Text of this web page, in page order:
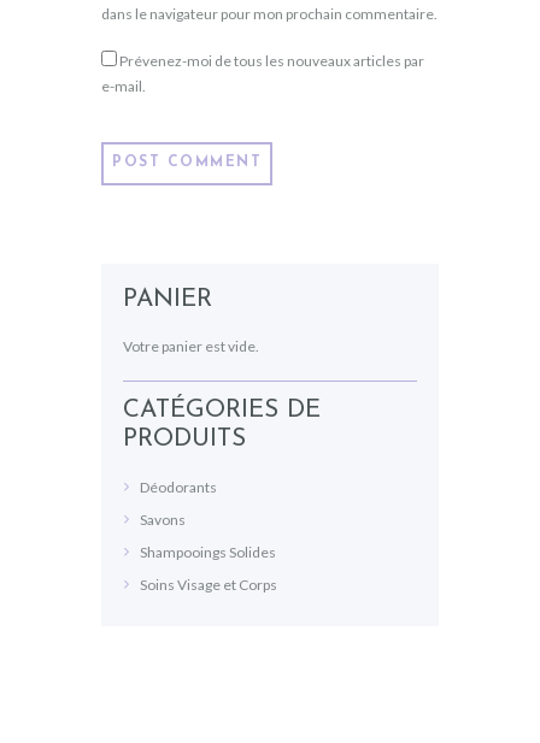
dans le navigateur pour mon prochain commentaire.
Prévenez-moi de tous les nouveaux articles par
e-mail.
PANIER
Votre panier est vide.
CATÉGORIES DE
PRODUITS
Déodorants
Savons
Shampooings Solides
Soins Visage et Corps